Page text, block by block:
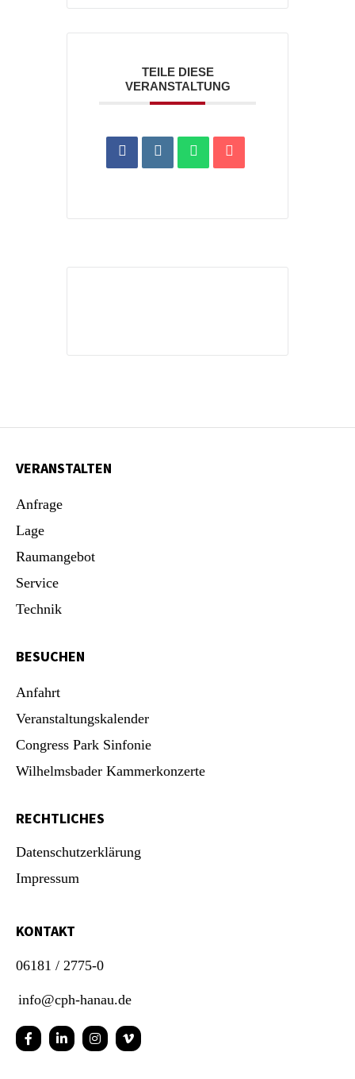
TEILE DIESE
VERANSTALTUNG
VERANSTALTEN
Anfrage
Lage
Raumangebot
Service
Technik
BESUCHEN
Anfahrt
Veranstaltungskalender
Congress Park Sinfonie
Wilhelmsbader Kammerkonzerte
RECHTLICHES
Datenschutzerklärung
Impressum
KONTAKT
06181 / 2775-0
info@cph-hanau.de